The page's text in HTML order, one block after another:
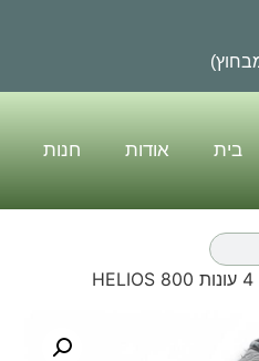
בית אודות חנות